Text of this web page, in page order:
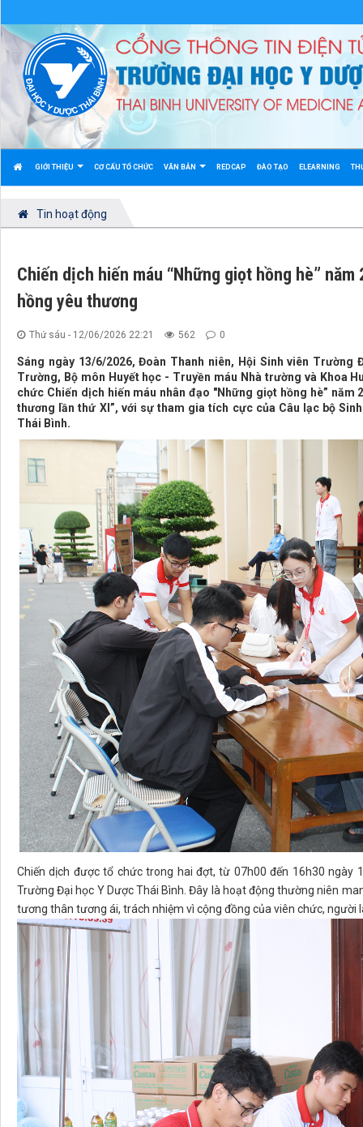
GIỚI THIỆU CƠ CẤU TỔ CHỨC VĂN BẢN REDCAP ĐÀO TẠO ELEARNING
Tin hoạt động
Chiến dịch hiến máu “Những giọt hồng hè”
hồng yêu thương
Thứ sáu - 12/06/2026 22:21 562 0
Sáng ngày 13/6/2026, Đoàn Thanh niên, Hội Sinh viên
Trường, Bộ môn Huyết học - Truyền máu Nhà trường và Khoa
chức Chiến dịch hiến máu nhân đạo "Những giọt hồng hè” năm
thương lần thứ XI”, với sự tham gia tích cực của Câu lạc bộ
Thái Bình.
Chiến dịch được tổ chức trong hai đợt, từ 07h00 đến 16h30
Trường Đại học Y Dược Thái Bình. Đây là hoạt động thường niên
tương thân tương ái, trách nhiệm vì cộng đồng của viên chức, người